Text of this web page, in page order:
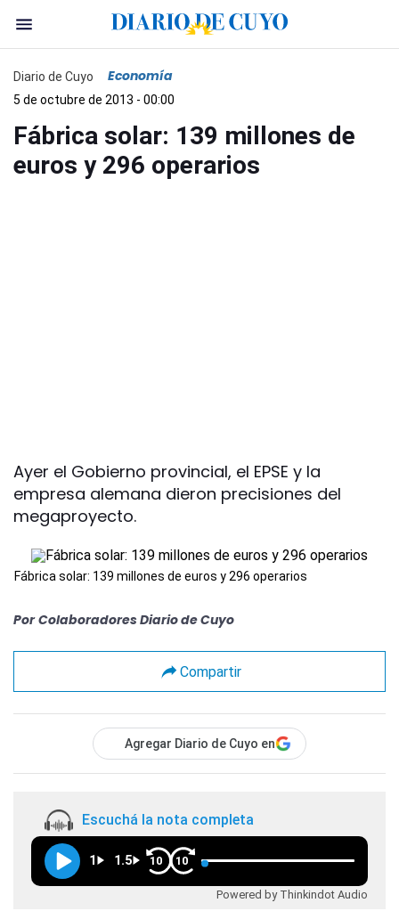
Diario de Cuyo Economía
5 de octubre de 2013 - 00:00
Fábrica solar: 139 millones de
euros y 296 operarios
Ayer el Gobierno provincial, el EPSE y la
empresa alemana dieron precisiones del
megaproyecto.
Fábrica solar: 139 millones de euros y 296 operarios
Por Colaboradores Diario de Cuyo
Compartir
Agregar Diario de Cuyo en
Escuchá la nota completa
1 1.5 10 10
Powered by Thinkindot Audio